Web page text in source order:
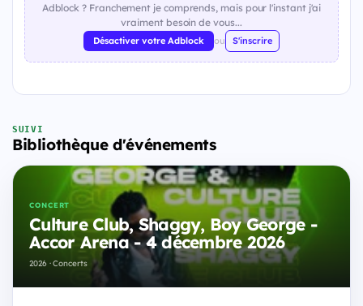
Adblock ? Franchement je comprends, mais pour l'instant j'ai
vraiment besoin de vous...
Désactiver votre Adblock ou S'inscrire
SUIVI
Bibliothèque d'événements
CONCERT
Culture Club, Shaggy, Boy George -
Accor Arena - 4 décembre 2026
2026 · Concerts